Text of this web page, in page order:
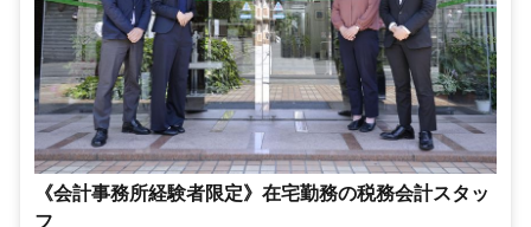
《会計事務所経験者限定》在宅勤務の税務会計スタッ
フ